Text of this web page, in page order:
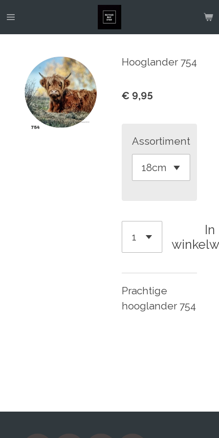
Ga
hoofdinhoud
Hooglander 754
€ 9,95
Assortiment
In
Prachtige
hooglander 754